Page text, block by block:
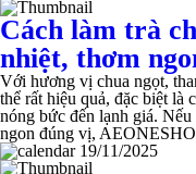
Cách làm trà
nhiệt, thơm
Với hương vị chua ngọt,
thể rất hiệu quả, đặc biệt là
nóng bức đến lạnh giá.
ngon đúng vị,
19/11/2025